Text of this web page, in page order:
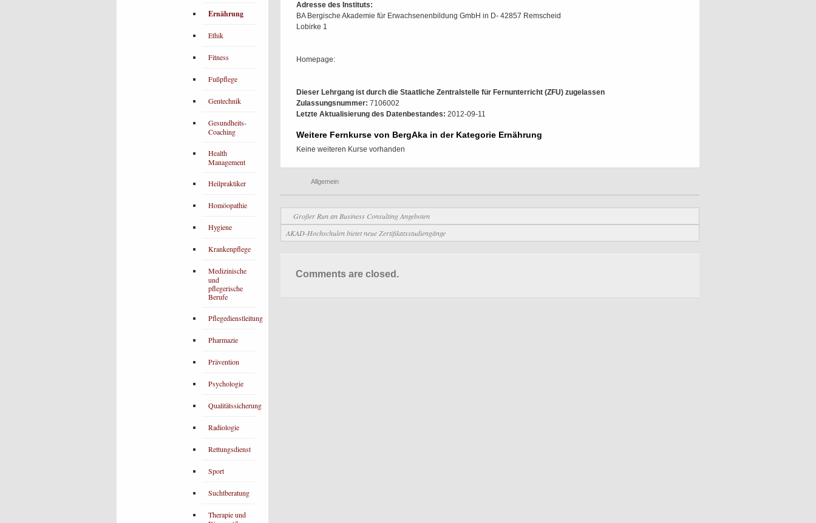
Adresse des Instituts:
BA Bergische Akademie für Erwachsenenbildung GmbH in D- 42857 Remscheid
Lobirke 1
Homepage:
Dieser Lehrgang ist durch die Staatliche Zentralstelle für Fernunterricht (ZFU) zugelassen
Zulassungsnummer: 7106002
Letzte Aktualisierung des Datenbestandes: 2012-09-11
Weitere Fernkurse von BergAka in der Kategorie Ernährung
Keine weiteren Kurse vorhanden
Allgemein
Großer Run an Business Consulting Angeboten
AKAD-Hochschulen bietet neue Zertifikatsstudiengänge
Comments are closed.
Ernährung
Ethik
Fitness
Fußpflege
Gentechnik
Gesundheits-
Coaching
Health
Management
Heilpraktiker
Homöopathie
Hygiene
Krankenpflege
Medizinische
und
pflegerische
Berufe
Pflegedienstleitung
Pharmazie
Prävention
Psychologie
Qualitätssicherung
Radiologie
Rettungsdienst
Sport
Suchtberatung
Therapie und